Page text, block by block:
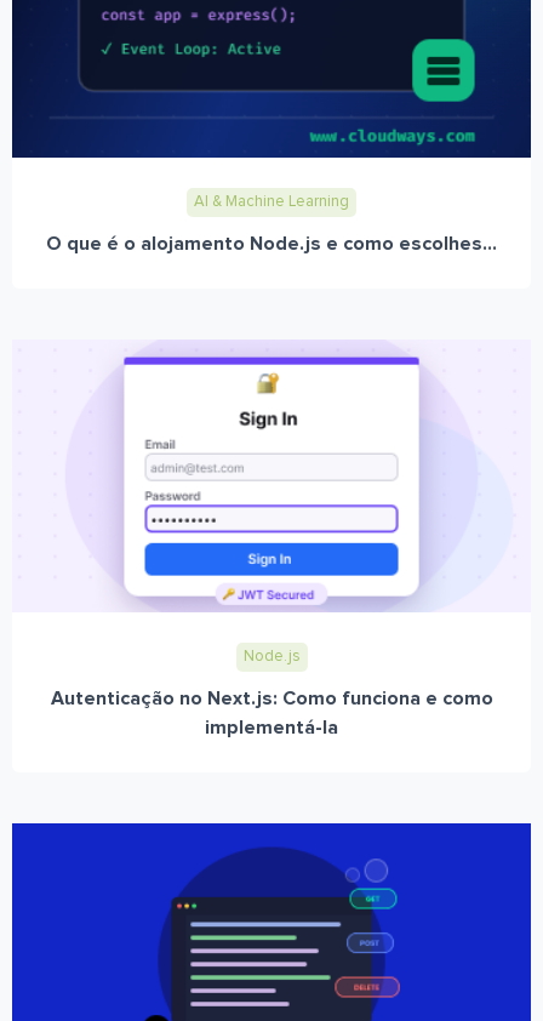
AI & Machine Learning
O que é o alojamento Node.js e como escolhes...
Node.js
Autenticação no Next.js: Como funciona e como
implementá-la